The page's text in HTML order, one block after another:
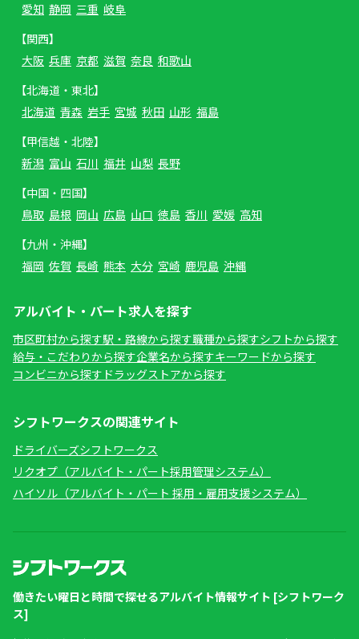
愛知 静岡 三重 岐阜
【関西】
大阪 兵庫 京都 滋賀 奈良 和歌山
【北海道・東北】
北海道 青森 岩手 宮城 秋田 山形 福島
【甲信越・北陸】
新潟 富山 石川 福井 山梨 長野
【中国・四国】
鳥取 島根 岡山 広島 山口 徳島 香川 愛媛 高知
【九州・沖縄】
福岡 佐賀 長崎 熊本 大分 宮崎 鹿児島 沖縄
アルバイト・パート求人を探す
市区町村から探す駅・路線から探す職種から探すシフトから探す
給与・こだわりから探す企業名から探すキーワードから探す
コンビニから探す ドラッグストアから探す
シフトワークスの関連サイト
ドライバーズシフトワークス
リクオプ（アルバイト・パート採用管理システム）
ハイソル（アルバイト・パート 採用・雇用支援システム）
働きたい曜日と時間で探せるアルバイト情報サイト [シフトワーク
ス]